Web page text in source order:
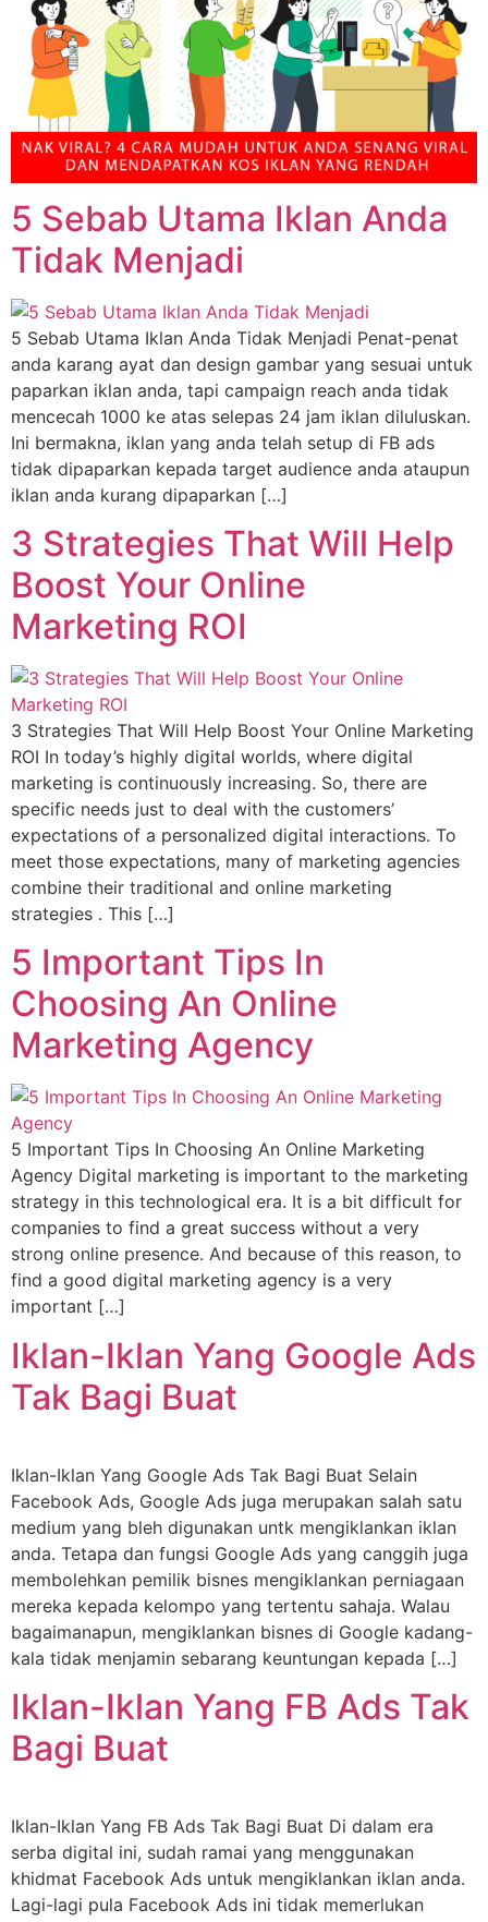
5 Sebab Utama Iklan Anda
Tidak Menjadi
5 Sebab Utama Iklan Anda Tidak Menjadi Penat-penat
anda karang ayat dan design gambar yang sesuai untuk
paparkan iklan anda, tapi campaign reach anda tidak
mencecah 1000 ke atas selepas 24 jam iklan diluluskan.
Ini bermakna, iklan yang anda telah setup di FB ads
tidak dipaparkan kepada target audience anda ataupun
iklan anda kurang dipaparkan […]
3 Strategies That Will Help
Boost Your Online
Marketing ROI
3 Strategies That Will Help Boost Your Online Marketing
ROI In today’s highly digital worlds, where digital
marketing is continuously increasing. So, there are
specific needs just to deal with the customers’
expectations of a personalized digital interactions. To
meet those expectations, many of marketing agencies
combine their traditional and online marketing
strategies . This […]
5 Important Tips In
Choosing An Online
Marketing Agency
5 Important Tips In Choosing An Online Marketing
Agency Digital marketing is important to the marketing
strategy in this technological era. It is a bit difficult for
companies to find a great success without a very
strong online presence. And because of this reason, to
find a good digital marketing agency is a very
important […]
Iklan-Iklan Yang Google Ads
Tak Bagi Buat
Iklan-Iklan Yang Google Ads Tak Bagi Buat Selain
Facebook Ads, Google Ads juga merupakan salah satu
medium yang bleh digunakan untk mengiklankan iklan
anda. Tetapa dan fungsi Google Ads yang canggih juga
membolehkan pemilik bisnes mengiklankan perniagaan
mereka kepada kelompo yang tertentu sahaja. Walau
bagaimanapun, mengiklankan bisnes di Google kadang-
kala tidak menjamin sebarang keuntungan kepada […]
Iklan-Iklan Yang FB Ads Tak
Bagi Buat
Iklan-Iklan Yang FB Ads Tak Bagi Buat Di dalam era
serba digital ini, sudah ramai yang menggunakan
khidmat Facebook Ads untuk mengiklankan iklan anda.
Lagi-lagi pula Facebook Ads ini tidak memerlukan